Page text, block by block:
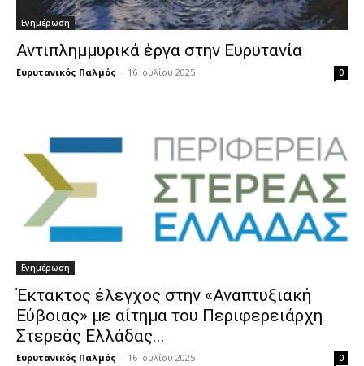
Ενημέρωση
Αντιπλημμυρικά έργα στην Ευρυτανία
Ευρυτανικός Παλμός - 16 Ιουλίου 2025 0
Ενημέρωση
Έκτακτος έλεγχος στην «Αναπτυξιακή
Εύβοιας» με αίτημα του Περιφερειάρχη
Στερεάς Ελλάδας...
Ευρυτανικός Παλμός - 16 Ιουλίου 2025 0